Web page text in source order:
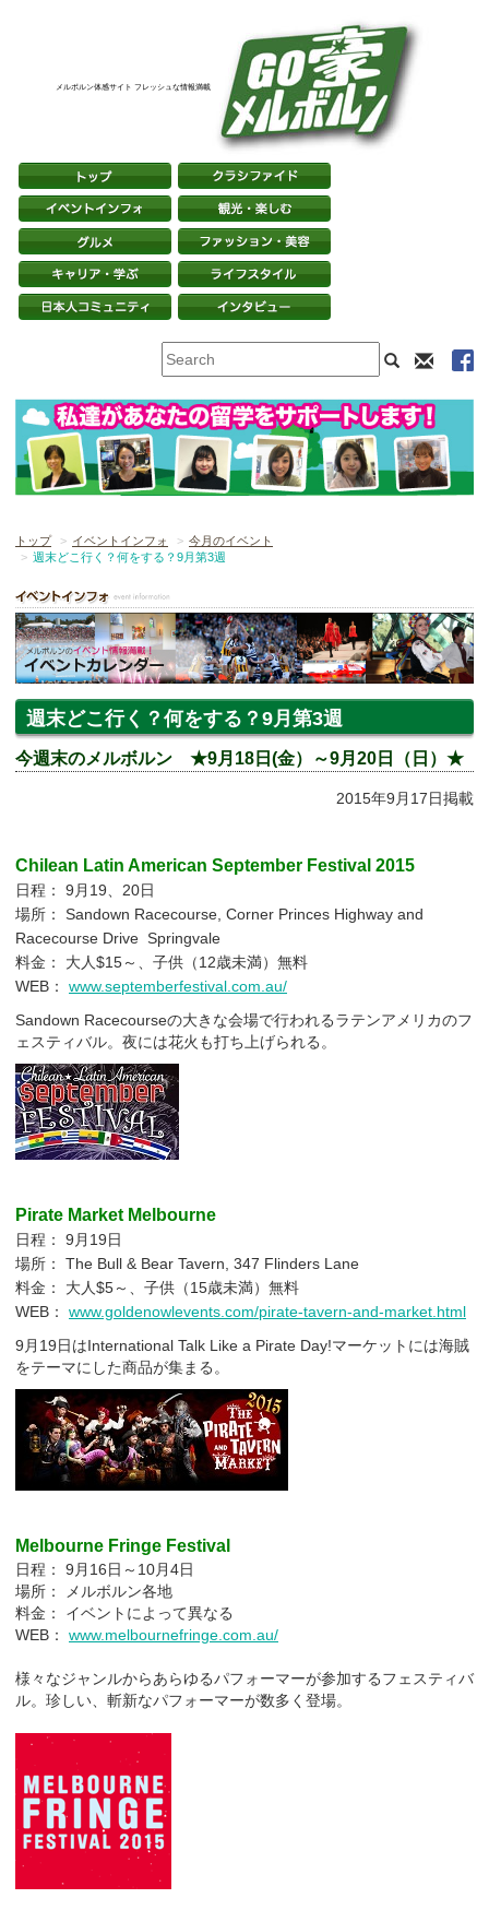
メルボルン体感サイト フレッシュな情報満載
トップ イベントインフォ
今月のイベント
週末どこ行く？何をする？9月第3週
週末どこ行く？何をする？9月第3週
今週末のメルボルン ★9月18日(金）～9月20日（日）★
2015年9月17日掲載
Chilean Latin American September Festival 2015
日程： 9月19、20日
場所： Sandown Racecourse, Corner Princes Highway and
Racecourse Drive Springvale
料金： 大人$15～、子供（12歳未満）無料
WEB： www.septemberfestival.com.au/
Sandown Racecourseの大きな会場で行われるラテンアメリカのフ
ェスティバル。夜には花火も打ち上げられる。
Pirate Market Melbourne
日程： 9月19日
場所： The Bull & Bear Tavern, 347 Flinders Lane
料金： 大人$5～、子供（15歳未満）無料
WEB： www.goldenowlevents.com/pirate-tavern-and-market.html
9月19日はInternational Talk Like a Pirate Day!マーケットには海賊
をテーマにした商品が集まる。
Melbourne Fringe Festival
日程： 9月16日～10月4日
場所： メルボルン各地
料金： イベントによって異なる
WEB： www.melbournefringe.com.au/
様々なジャンルからあらゆるパフォーマーが参加するフェスティバ
ル。珍しい、斬新なパフォーマーが数多く登場。